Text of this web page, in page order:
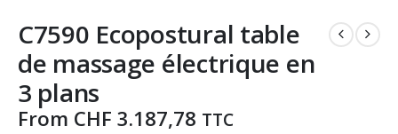
C7590 Ecopostural table
de massage électrique en
3 plans
From CHF 3.187,78 TTC